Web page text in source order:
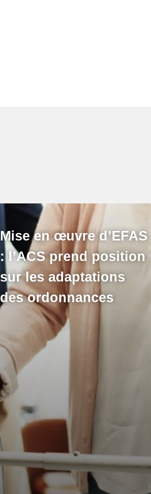
Mise en œuvre d’EFAS
: l’ACS prend position
sur les adaptations
des ordonnances